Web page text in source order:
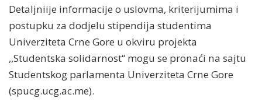
Detaljniije informacije o uslovma, kriterijumima i
postupku za dodjelu stipendija studentima
Univerziteta Crne Gore u okviru projekta
,,Studentska solidarnost“ mogu se pronaći na sajtu
Studentskog parlamenta Univerziteta Crne Gore
(spucg.ucg.ac.me).